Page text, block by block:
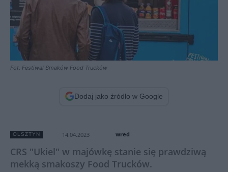
Fot. Festiwal Smaków Food Trucków
Dodaj jako źródło w Google
OLSZTYN 14.04.2023 wred
CRS "Ukiel" w majówkę stanie się prawdziwą
mekką smakoszy Food Trucków.